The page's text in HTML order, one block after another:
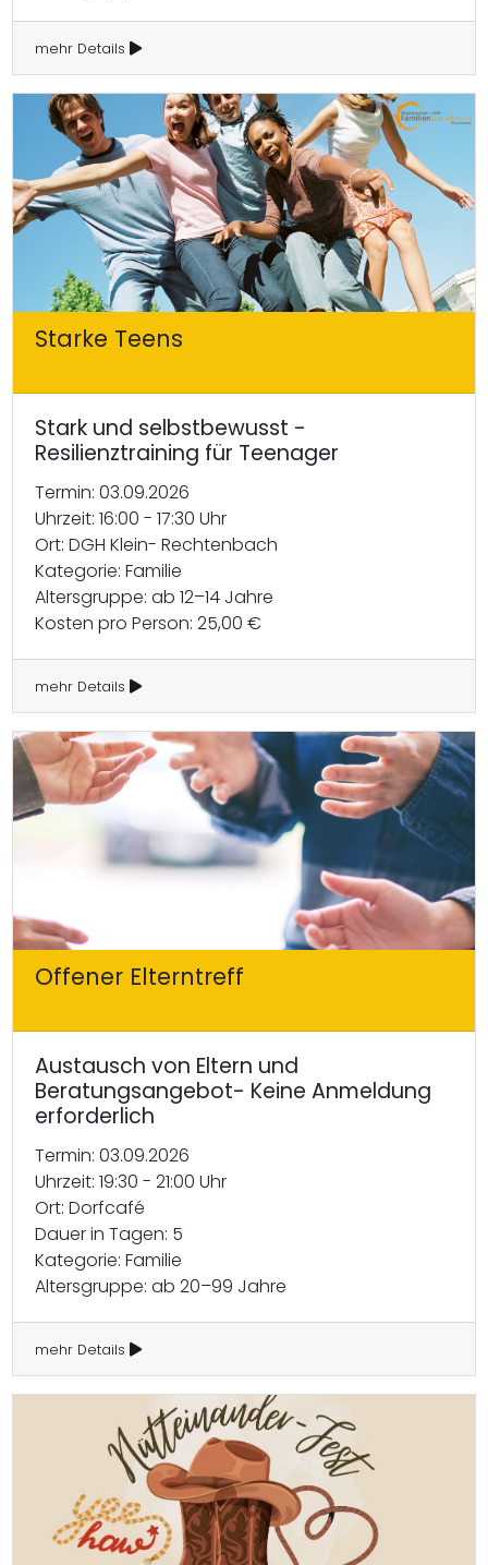
mehr Details
Starke Teens
Stark und selbstbewusst -
Resilienztraining für Teenager
Termin: 03.09.2026
Uhrzeit: 16:00 - 17:30 Uhr
Ort: DGH Klein- Rechtenbach
Kategorie: Familie
Altersgruppe: ab 12–14 Jahre
Kosten pro Person: 25,00 €
mehr Details
Offener Elterntreff
Austausch von Eltern und
Beratungsangebot- Keine Anmeldung
erforderlich
Termin: 03.09.2026
Uhrzeit: 19:30 - 21:00 Uhr
Ort: Dorfcafé
Dauer in Tagen: 5
Kategorie: Familie
Altersgruppe: ab 20–99 Jahre
mehr Details